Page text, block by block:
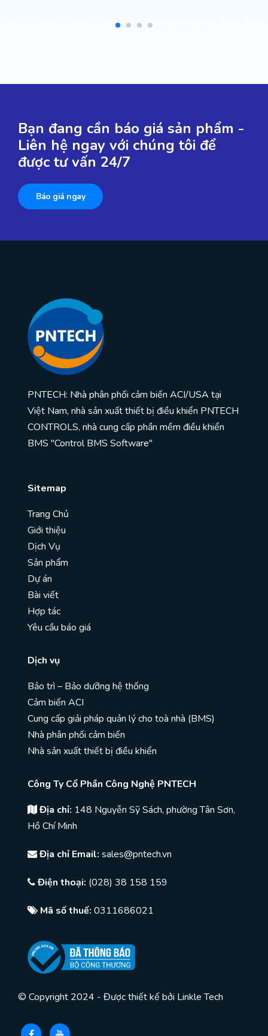
Bạn đang cần báo giá sản phẩm -
Liên hệ ngay với chúng tôi để
được tư vấn 24/7
Báo giá ngay
PNTECH: Nhà phân phối cảm biến ACI/USA tại
Việt Nam, nhà sản xuất thiết bị điều khiển PNTECH
CONTROLS, nhà cung cấp phần mềm điều khiển
BMS "Control BMS Software"
Sitemap
Trang Chủ
Giới thiệu
Dịch Vụ
Sản phẩm
Dự án
Bài viết
Hợp tác
Yêu cầu báo giá
Dịch vụ
Bảo trì – Bảo dưỡng hệ thống
Cảm biến ACI
Cung cấp giải pháp quản lý cho toà nhà (BMS)
Nhà phân phối cảm biến
Nhà sản xuất thiết bị điều khiển
Công Ty Cổ Phần Công Nghệ PNTECH
Địa chỉ: 148 Nguyễn Sỹ Sách, phường Tân Sơn,
Hồ Chí Minh
Địa chỉ Email: sales@pntech.vn
Điện thoại: (028) 38 158 159
Mã số thuế: 0311686021
© Copyright 2024 - Được thiết kế bởi Linkle Tech